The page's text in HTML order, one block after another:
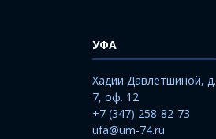
УФА
Хадии Давлетшиной, д.
7, оф. 12
+7 (347) 258-82-73
ufa@um-74.ru